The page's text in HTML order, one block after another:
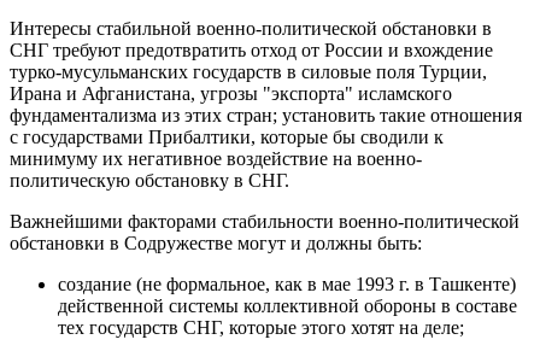
Интересы стабильной военно-политической обстановки в
СНГ требуют предотвратить отход от России и вхождение
турко-мусульманских государств в силовые поля Турции,
Ирана и Афганистана, угрозы "экспорта" исламского
фундаментализма из этих стран; установить такие отношения
с государствами Прибалтики, которые бы сводили к
минимуму их негативное воздействие на военно-
политическую обстановку в СНГ.
Важнейшими факторами стабильности военно-политической
обстановки в Содружестве могут и должны быть:
создание (не формальное, как в мае 1993 г. в Ташкенте)
действенной системы коллективной обороны в составе
тех государств СНГ, которые этого хотят на деле;